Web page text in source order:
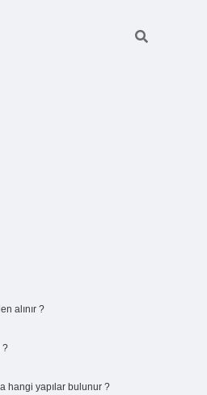
alınır ?
?
hangi yapılar bulunur ?